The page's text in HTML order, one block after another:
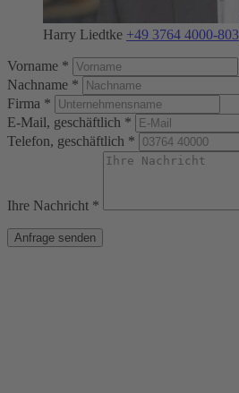
Harry Liedtke +49 3764 4000-803
Vorname *
Nachname *
Firma *
E-Mail, geschäftlich *
Telefon, geschäftlich *
Ihre Nachricht *
Anfrage senden